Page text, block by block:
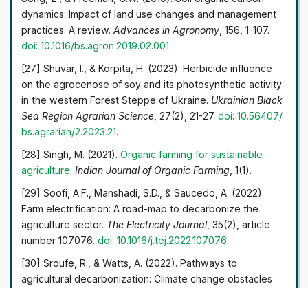
dynamics: Impact of land use changes and management
practices: A review.Advances in Agronomy , 156, 1-107.
doi: 10.1016/bs.agron.2019.02.001.
[27] Shuvar, I., & Korpita, H. (2023). Herbicide influence
on the agrocenose of soy and its photosynthetic activity
in the western Forest Steppe of Ukraine. Ukrainian Black
Sea Region Agrarian Science , 27(2), 21-27.doi: 10.56407/
bs.agrarian/2.2023.21.
[28] Singh, M. (2021).Organic farming for sustainable
agriculture.Indian Journal of Organic Farming , 1(1).
[29] Soofi, A.F., Manshadi, S.D., & Saucedo, A. (2022).
Farm electrification: A road-map to decarbonize the
agriculture sector. The Electricity Journal, 35(2), article
number 107076.doi: 10.1016/j.tej.2022.107076.
[30] Sroufe, R., & Watts, A. (2022). Pathways to
agricultural decarbonization: Climate change obstacles